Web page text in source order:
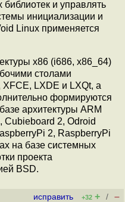
и управлять
инициализации и
Linux применяется
x86 (i686, x86_64)
столами
LXDE и LXQt, а
формируются
архитектуры ARM
Cubieboard 2, Odroid
2, RaspberryPi
на базе системных
проекта
BSD.
исправить +32 + / –